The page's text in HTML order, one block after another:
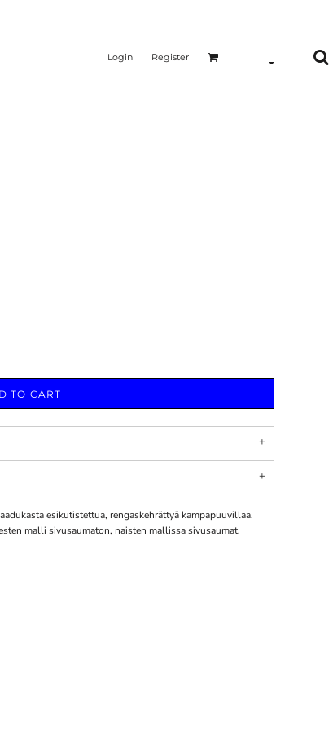
Login Register
TO CART
esikutistettua, rengaskehrättyä kampapuuvillaa.
malli sivusaumaton, naisten mallissa sivusaumat.